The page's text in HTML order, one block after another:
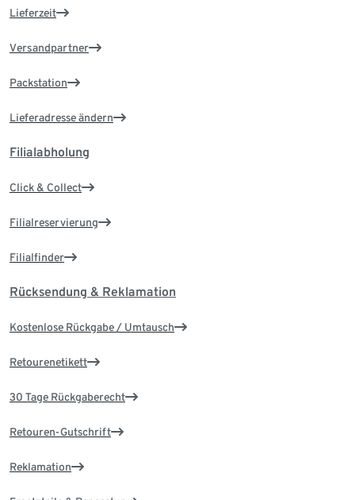
Lieferzeit
Versandpartner
Packstation
Lieferadresse ändern
Filialabholung
Click & Collect
Filialreservierung
Filialfinder
Rücksendung & Reklamation
Kostenlose Rückgabe / Umtausch
Retourenetikett
30 Tage Rückgaberecht
Retouren-Gutschrift
Reklamation